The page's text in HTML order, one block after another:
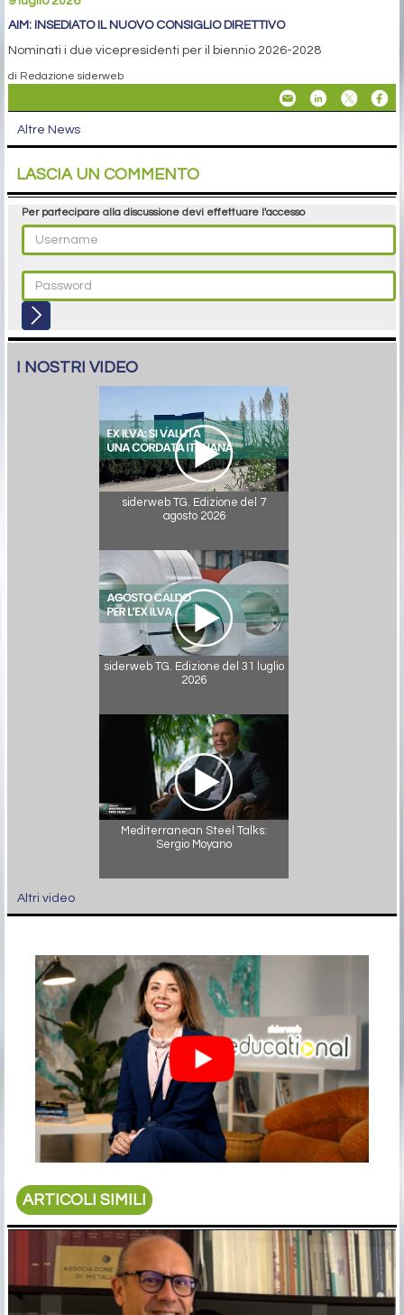
AIM: INSEDIATO IL NUOVO CONSIGLIO DIRETTIVO
Nominati i due vicepresidenti per il biennio 2026-2028
di Redazione siderweb
Altre News
LASCIA UN COMMENTO
Per partecipare alla discussione devi effettuare l'accesso
I NOSTRI VIDEO
siderweb TG. Edizione del 7
agosto 2026
siderweb TG. Edizione del 31 luglio
2026
Mediterranean Steel Talks:
Sergio Moyano
Altri video
ARTICOLI SIMILI